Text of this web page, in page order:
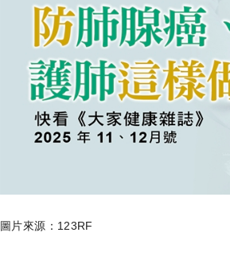
圖片來源：123RF